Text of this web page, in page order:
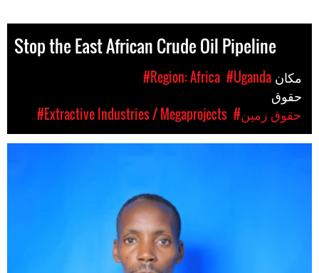
Stop the East African Crude Oil Pipeline
#Region: Africa #Uganda
#Extractive Industries / Megaprojects
#حقوق زمین